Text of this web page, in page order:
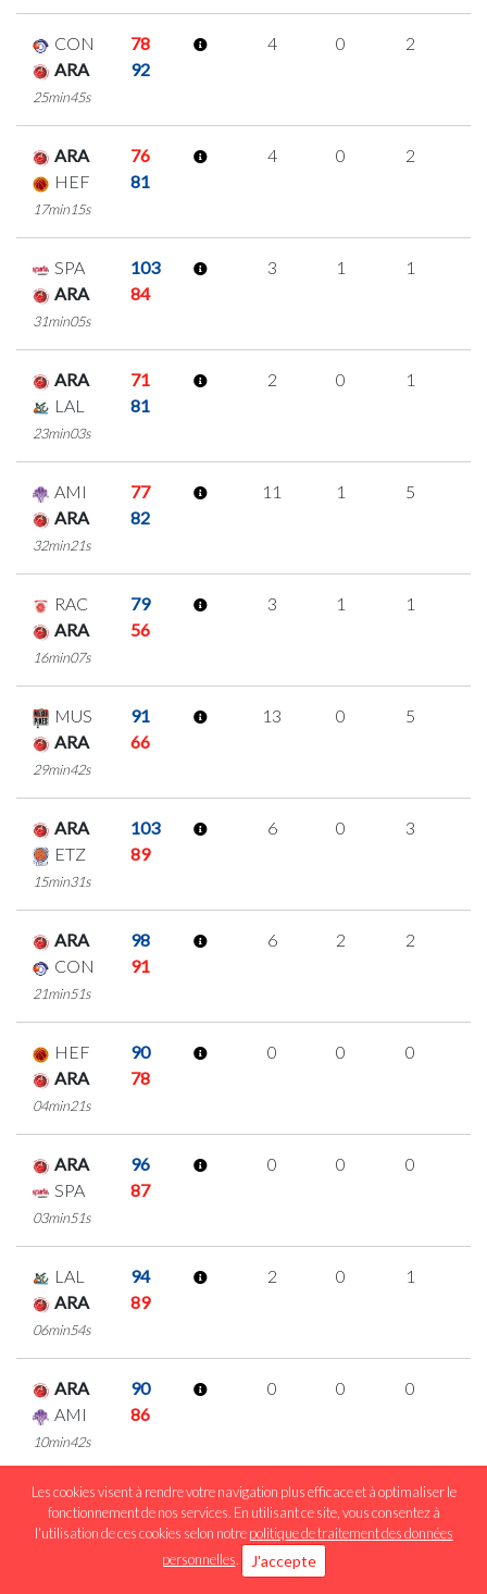
CON
78
ARA
92
25min45s
4 0 2
ARA
76
HEF
81
17min15s
4 0 2
SPA
103
ARA
84
31min05s
3 1 1
ARA
71
LAL
81
23min03s
2 0 1
AMI
77
ARA
82
32min21s
11 1 5
RAC
79
ARA
56
16min07s
3 1 1
MUS
91
ARA
66
29min42s
13 0 5
ARA
103
ETZ
89
15min31s
6 0 3
ARA
98
CON
91
21min51s
6 2 2
HEF
90
ARA
78
04min21s
0 0 0
ARA
96
SPA
87
03min51s
0 0 0
LAL
94
ARA
89
06min54s
2 0 1
ARA
90
AMI
86
10min42s
0 0 0
Matchs : 19 76 7 30
Les cookies visent à rendre votre navigation plus efficace et à optimaliser le
fonctionnement de nos services. En utilisant ce site, vous consentez à
l'utilisation de ces cookies selon notrepolitique de traitement des données
personnelles. J'accepte